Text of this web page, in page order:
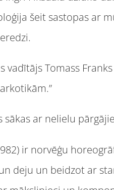
šeit sastopas ar
Tomass
sākas ar nelielu
ir norvēģu
deju un beidzot ar